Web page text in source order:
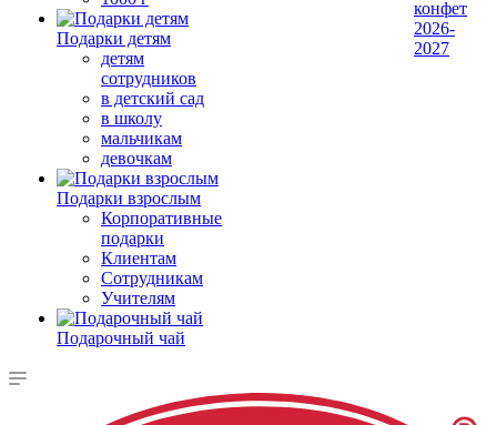
Подарки детям
детям
сотрудников
в детский сад
в школу
мальчикам
девочкам
Подарки взрослым
Корпоративные
подарки
Клиентам
Сотрудникам
Учителям
Подарочный чай
конфет
2026-
2027